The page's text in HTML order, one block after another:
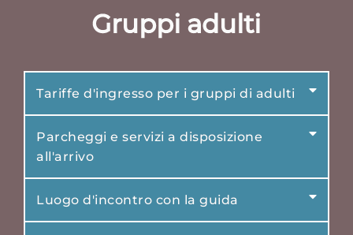
Gruppi adulti
Tariffe d'ingresso per i gruppi di adulti
Parcheggi e servizi a disposizione
all'arrivo
Luogo d'incontro con la guida